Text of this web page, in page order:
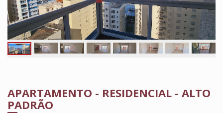
APARTAMENTO - RESIDENCIAL - ALTO
PADRÃO